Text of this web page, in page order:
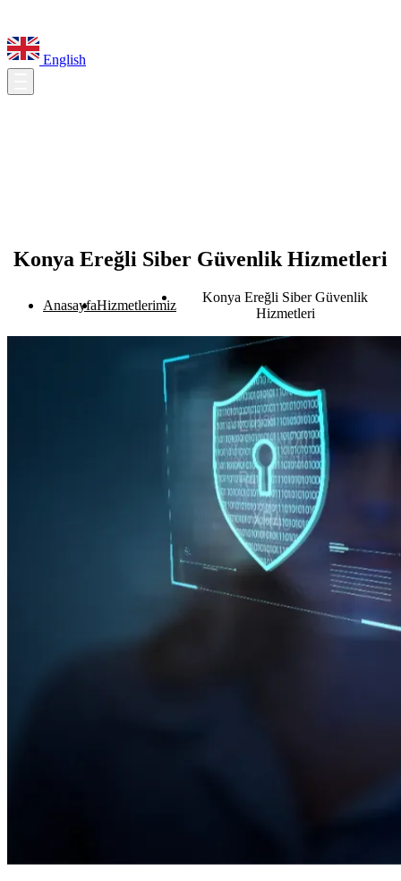
English
Konya Ereğli Siber Güvenlik Hizmetleri
AnasayfaHizmetlerimiz
Konya Ereğli Siber Güvenlik
Hizmetleri